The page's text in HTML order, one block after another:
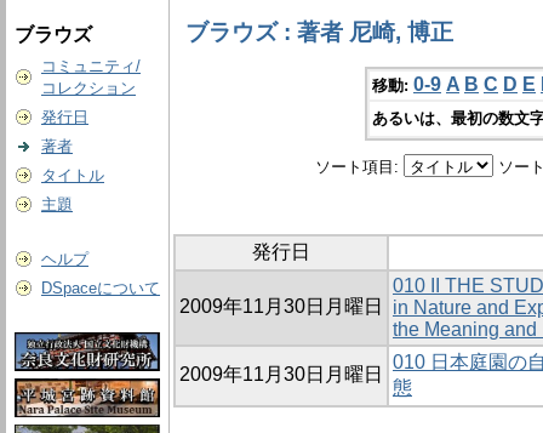
ブラウズ
コミュニティ/
コレクション
発行日
著者
タイトル
主題
ヘルプ
DSpaceについて
ブラウズ : 著者 尼崎, 博正
移動: 0-9 A B C D E
あるいは、最初の数文
ソート項目: ソー
発行日
2009年11月30日月曜日
010 II THE
in Nature and
the Meaning and
2009年11月30日月曜日
010 日本庭園の
態